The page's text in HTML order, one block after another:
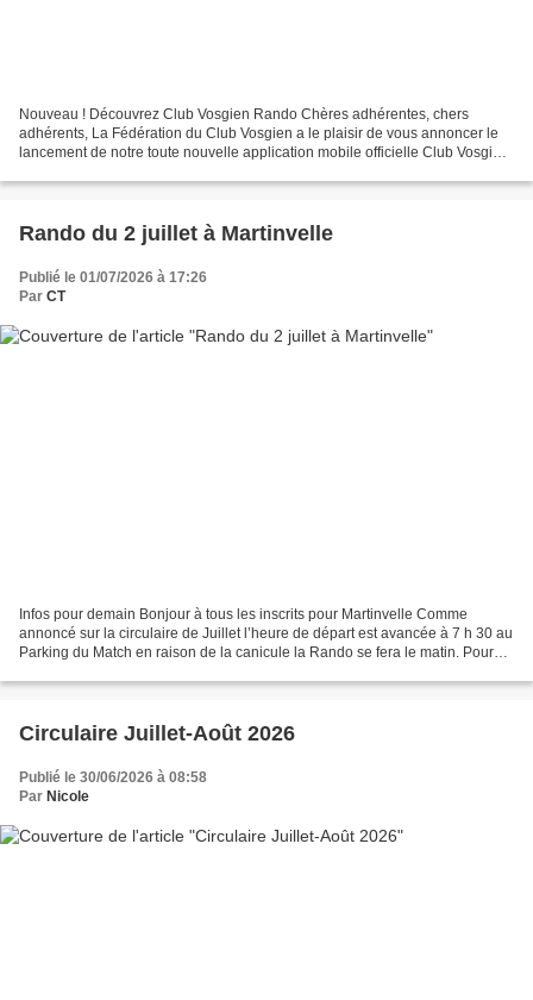
Nouveau ! Découvrez Club Vosgien Rando Chères adhérentes, chers
adhérents, La Fédération du Club Vosgien a le plaisir de vous annoncer le
lancement de notre toute nouvelle application mobile officielle Club Vosgien
Rando du 2 juillet à Martinvelle
Publié le 01/07/2026 à 17:26
Par CT
Infos pour demain Bonjour à tous les inscrits pour Martinvelle Comme
annoncé sur la circulaire de Juillet l’heure de départ est avancée à 7 h 30 au
Parking du Match en raison de la canicule la Rando se fera le matin. Pour
Circulaire Juillet-Août 2026
Publié le 30/06/2026 à 08:58
Par Nicole